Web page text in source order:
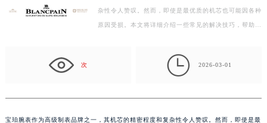
杂性令人赞叹。然而，即使是最优质的机芯也可能因各种
原因受损。本文将详细介绍一些常见的解决技巧，帮助…
次  2026-03-01
宝珀腕表作为高级制表品牌之一，其机芯的精密程度和复杂性令人赞叹。然而，即使是最